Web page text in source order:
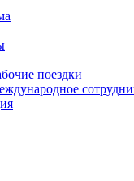
поездки